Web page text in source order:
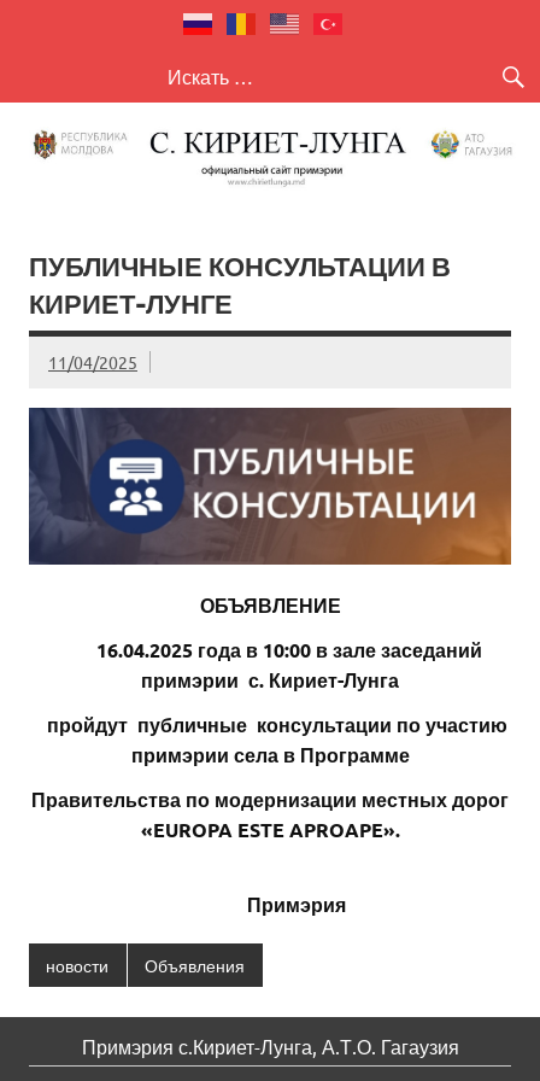
— Лунга
ПУБЛИЧНЫЕ КОНСУЛЬТАЦИИ В
КИРИЕТ-ЛУНГЕ
11/04/2025
ОБЪЯВЛЕНИЕ
16.04.2025 года в 10:00 в зале заседаний
примэрии с. Кириет-Лунга
пройдут публичные консультации по участию
примэрии села в Программе
Правительства по модернизации местных дорог
«EUROPA ESTE APROAPE».
Примэрия
новости Объявления
Примэрия с.Кириет-Лунга, А.Т.О. Гагаузия